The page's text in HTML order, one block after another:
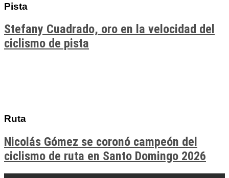
Pista
Stefany Cuadrado, oro en la velocidad del
ciclismo de pista
Ruta
Nicolás Gómez se coronó campeón del
ciclismo de ruta en Santo Domingo 2026